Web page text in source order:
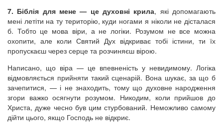
7. Біблія для мене — це духовні крила, які допомагають
мені летіти на ту територію, куди ногами я ніколи не дісталася
б. Тобто це мова віри, а не логіки. Розумом не все можна
охопити, але коли Святий Дух відкриває тобі істини, ти їх
пропускаєш через серце та розчиняєш вірою.
Написано, що віра — це впевненість у невидимому. Логіка
відмовляється прийняти такий сценарій. Вона шукає, за що б
зачепитися, — і не знаходить, тому що духовне народження
згори важко осягнути розумом. Никодим, коли прийшов до
Христа, дуже чесно був цим стурбований. Неможливо самому
дійти цього, якщо Господь не відкриє.